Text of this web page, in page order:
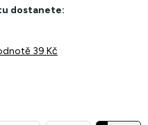
dostanete:
39 Kč